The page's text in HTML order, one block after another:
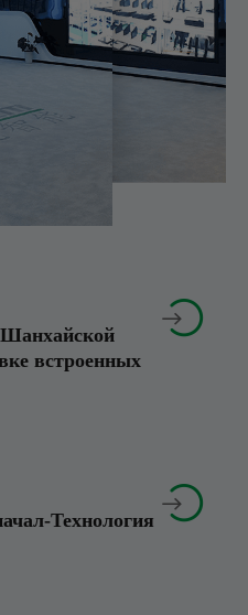
Шанхайской
встроенных


Технология 
